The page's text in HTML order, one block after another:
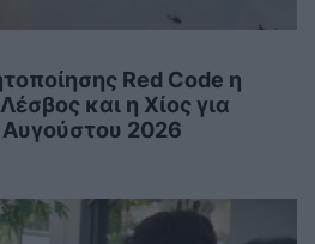
Red Code η
και η Χίος για
2026